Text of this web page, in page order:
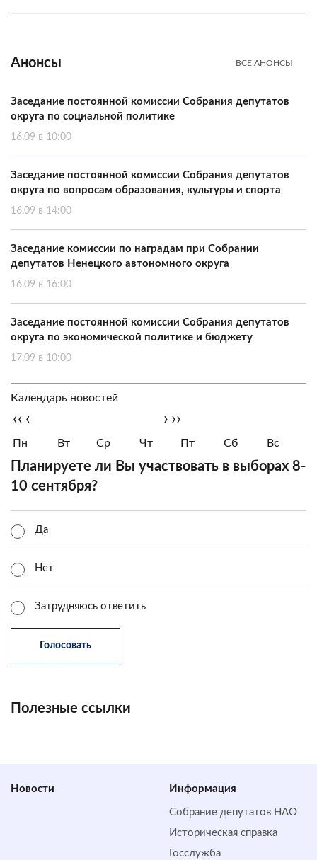
Анонсы ВСЕ АНОНСЫ
Заседание постоянной комиссии Собрания депутатов
округа по социальной политике
16.09 в 10:00
Заседание постоянной комиссии Собрания депутатов
округа по вопросам образования, культуры и спорта
16.09 в 14:00
Заседание комиссии по наградам при Собрании
депутатов Ненецкого автономного округа
16.09 в 16:00
Заседание постоянной комиссии Собрания депутатов
округа по экономической политике и бюджету
17.09 в 10:00
Календарь новостей
‹‹ ‹ › ››
Пн Вт Ср Чт Пт Сб Вс
Планируете ли Вы участвовать в выборах 8-
10 сентября?
Да
Нет
Затрудняюсь ответить
Полезные ссылки
Новости Информация
Собрание депутатов НАО
Историческая справка
Госслужба